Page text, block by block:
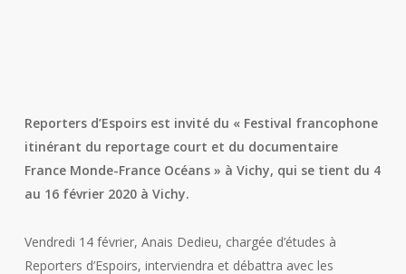
Reporters d’Espoirs est invité du « Festival francophone
itinérant du reportage court et du documentaire
France Monde-France Océans » à Vichy, qui se tient du 4
au 16 février 2020 à Vichy.
Vendredi 14 février, Anais Dedieu, chargée d’études à
Reporters d’Espoirs, interviendra et débattra avec les